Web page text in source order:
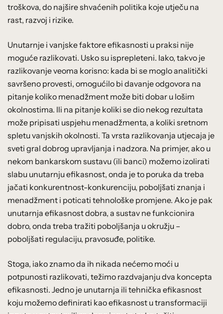
troškova, do najšire shvaćenih politika koje utječu na
rast, razvoj i rizike.
Unutarnje i vanjske faktore efikasnosti u praksi nije
moguće razlikovati. Usko su isprepleteni. Iako, takvo je
razlikovanje veoma korisno: kada bi se moglo analitički
savršeno provesti, omogućilo bi davanje odgovora na
pitanje koliko menadžment može biti dobar u lošim
okolnostima. Ili na pitanje koliki se dio nekog rezultata
može pripisati uspjehu menadžmenta, a koliki sretnom
spletu vanjskih okolnosti. Ta vrsta razlikovanja utjecaja je
sveti gral dobrog upravljanja i nadzora. Na primjer, ako u
nekom bankarskom sustavu (ili banci) možemo izolirati
slabu unutarnju efikasnost, onda je to poruka da treba
jačati konkurentnost-konkurenciju, poboljšati znanja i
menadžment i poticati tehnološke promjene. Ako je pak
unutarnja efikasnost dobra, a sustav ne funkcionira
dobro, onda treba tražiti poboljšanja u okružju –
poboljšati regulaciju, pravosuđe, politike.
Stoga, iako znamo da ih nikada nećemo moći u
potpunosti razlikovati, težimo razdvajanju dva koncepta
efikasnosti. Jedno je unutarnja ili tehnička efikasnost
koju možemo definirati kao efikasnost u transformaciji